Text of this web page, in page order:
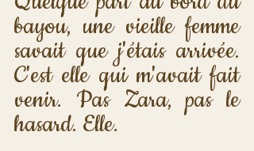
bayou, une vieille femme
savait que j'étais arrivée.
C'est elle qui m'avait fait
venir. Pas Zara, pas le
hasard. Elle.